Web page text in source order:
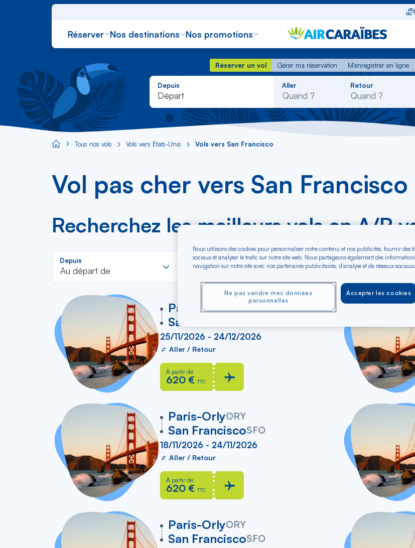
Réserver Nos destinations Nos promotions
Réserver un vol Gérer ma réservation M'enregistrer en ligne
Réserver un vol
Gérer ma réservation M'enregistrer en ligne
Depuis
Départ
Rechercher
dans
liste
Aller Retour
Aircaraibes.com
Tous nos vols Vols vers États-Unis Vols vers San Francisco
Vol pas cher vers San
Recherchez les meilleurs vols en A/R
Depuis
Au départ de
Rechercher
dans
Vers
Pour aller vers
Rechercher
dans
la
liste
Budget (€) Type de
Paris-Orly
vers
San Francisco
25/11/2026 - 24/12/2026
Aller / Retour
À partir de
620 € TTC
Paris-OrlyORY
vers
San FranciscoSFO
18/11/2026 - 24/11/2026
Aller / Retour
À partir de
620 € TTC
Paris-OrlyORY
vers
San FranciscoSFO
Nous utilisons des cookies pour personnaliser notre contenu et nos publicités, fournir des
sociaux et analyser le trafic sur notre site web. Nous partageons également des
navigation sur notre site avec nos partenaires publicitaires, d'analyse et de réseaux sociaux.
Accepter les cookies
Ne pas vendre mes données
personnelles